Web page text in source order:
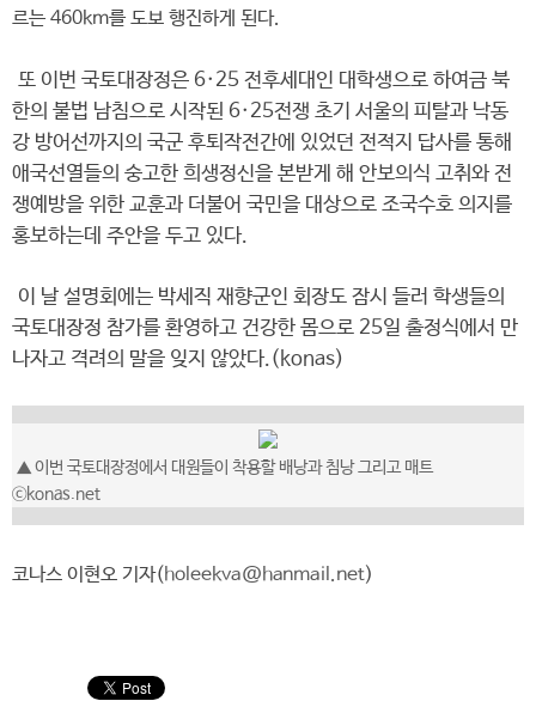
르는 460km를 도보 행진하게 된다.
또 이번 국토대장정은 6·25 전후세대인 대학생으로 하여금 북
한의 불법 남침으로 시작된 6·25전쟁 초기 서울의 피탈과 낙동
강 방어선까지의 국군 후퇴작전간에 있었던 전적지 답사를 통해
애국선열들의 숭고한 희생정신을 본받게 해 안보의식 고취와 전
쟁예방을 위한 교훈과 더불어 국민을 대상으로 조국수호 의지를
홍보하는데 주안을 두고 있다.
이 날 설명회에는 박세직 재향군인 회장도 잠시 들러 학생들의
국토대장정 참가를 환영하고 건강한 몸으로 25일 출정식에서 만
나자고 격려의 말을 잊지 않았다.(konas)
▲ 이번 국토대장정에서 대원들이 착용할 배낭과 침낭 그리고 매트
ⓒkonas.net
코나스 이현오 기자(holeekva@hanmail.net)